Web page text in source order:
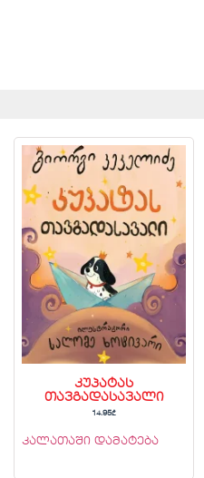
კუპატას
თავგადასავალი
14.95₾
კალათაში დამატება